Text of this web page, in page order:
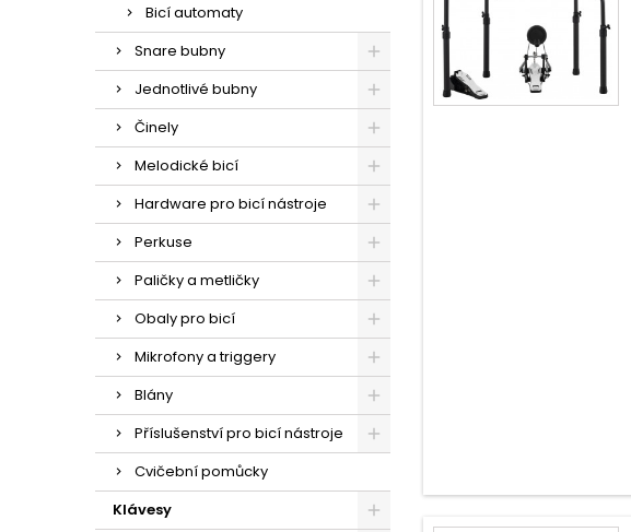
Bicí automaty
Snare bubny
Jednotlivé bubny
Činely
Melodické bicí
Hardware pro bicí nástroje
Perkuse
Paličky a metličky
Obaly pro bicí
Mikrofony a triggery
Blány
Příslušenství pro bicí nástroje
Cvičební pomůcky
Klávesy